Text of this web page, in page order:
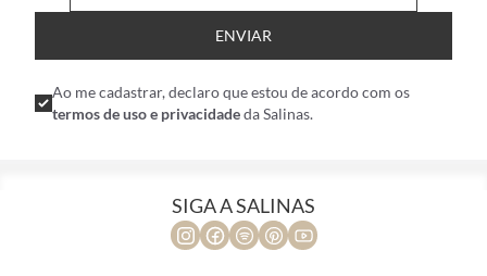
ENVIAR
Ao me cadastrar, declaro que estou de acordo com os
termos de uso e privacidadeda Salinas.
SIGA A SALINAS